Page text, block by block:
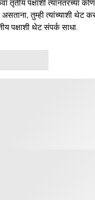
तृतीय पक्षाशी त्यानंतरच्या
तुम्ही त्यांच्याशी थेट
पक्षाशी थेट संपर्क साधा.